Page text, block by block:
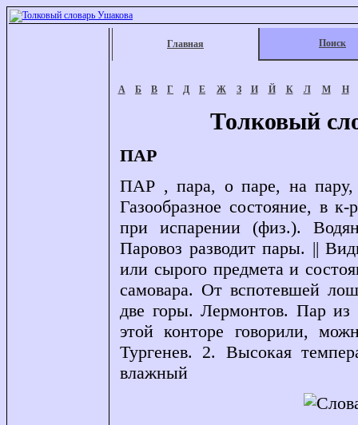
Главная Поиск
А Б В Г Д Е Ж З И Й К Л М Н
Толковый
ПАР
ПАР , пара, о паре, на
Газообразное состояние, в
при испарении (физ.).
Паровоз разводит пары. ||
или сырого предмета и
самовара. От вспотевшей
две горы. Лермонтов. Пар из
этой конторе говорили,
Тургенев. 2. Высокая
влажный